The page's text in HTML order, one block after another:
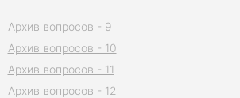
Архив вопросов - 9
Архив вопросов - 10
Архив вопросов - 11
Архив вопросов - 12